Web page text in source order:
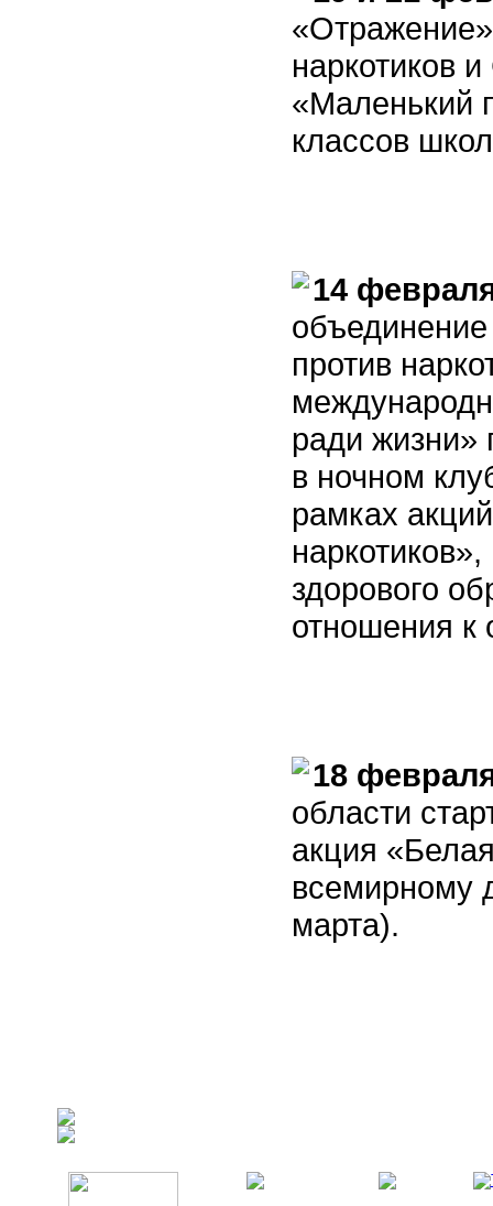
наркотиков
«Маленький
классов
14
против
ради жизни»
в ночном
рамках
здорового
отношения
18
области
акция
всемирному
марта).